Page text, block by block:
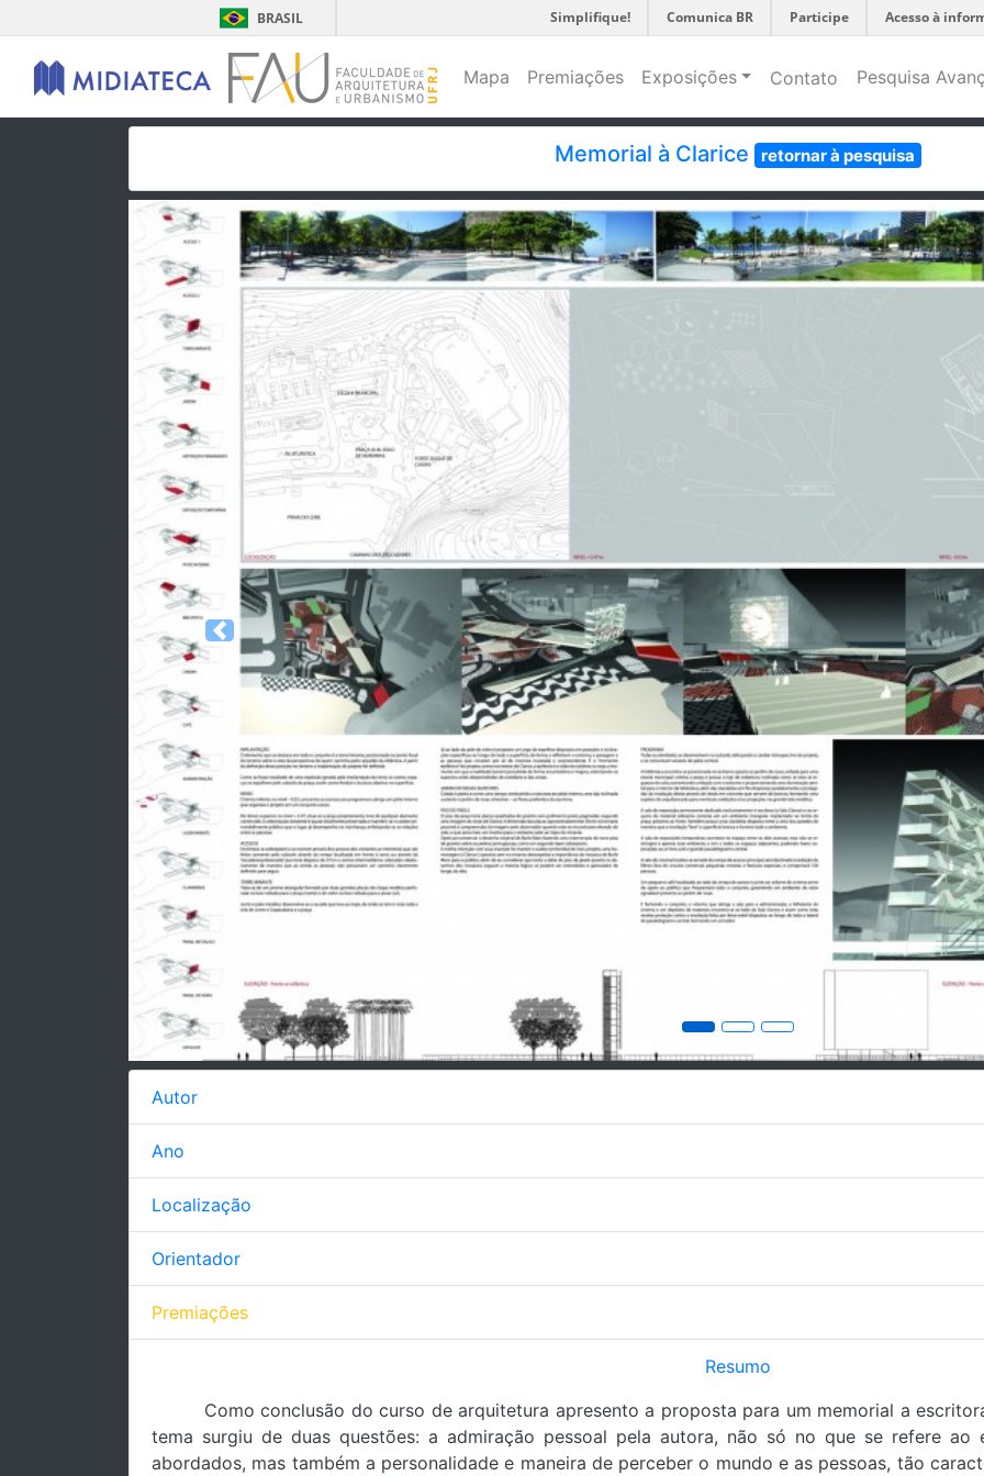
BRASIL Simplifique! Comunica BR Participe Acesso à
Mapa Premiações Exposições Contato Pesquisa
Memorial à Clarice retornar à pesquisa
Previous
Autor
Ano
Localização
Orientador
Premiações
Resumo
Como conclusão do curso de arquitetura apresento a proposta para um memorial a
tema surgiu de duas questões: a admiração pessoal pela autora, não só no que se refere
abordados, mas também a personalidade e maneira de perceber o mundo e as pessoas, tão